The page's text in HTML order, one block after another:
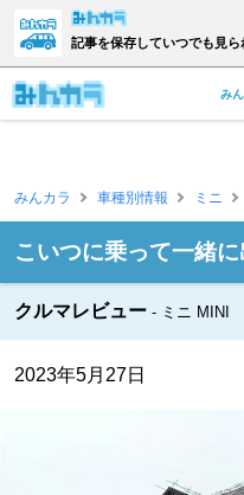
記事を保存していつでも見ら
み
みんカラ 車種別情報 ミニ
こいつに乗って一緒
クルマレビュー ミニ MINI
2023年5月27日